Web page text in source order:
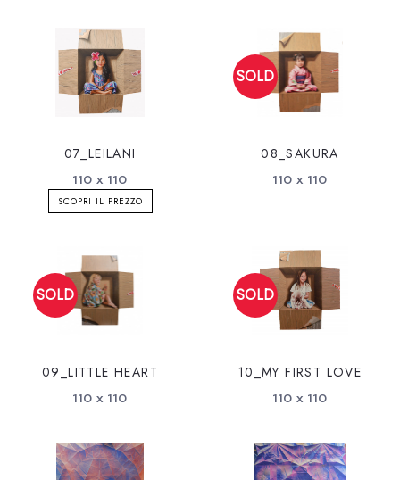
07_LEILANI
110 x 110
SCOPRI IL PREZZO
08_SAKURA
110 x 110
09_LITTLE HEART
110 x 110
10_MY FIRST LOVE
110 x 110